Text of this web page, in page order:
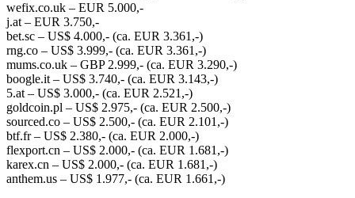
wefix.co.uk – EUR 5.000,-
j.at – EUR 3.750,-
bet.sc – US$ 4.000,- (ca. EUR 3.361,-)
rng.co – US$ 3.999,- (ca. EUR 3.361,-)
mums.co.uk – GBP 2.999,- (ca. EUR 3.290,-)
boogle.it – US$ 3.740,- (ca. EUR 3.143,-)
5.at – US$ 3.000,- (ca. EUR 2.521,-)
goldcoin.pl – US$ 2.975,- (ca. EUR 2.500,-)
sourced.co – US$ 2.500,- (ca. EUR 2.101,-)
btf.fr – US$ 2.380,- (ca. EUR 2.000,-)
flexport.cn – US$ 2.000,- (ca. EUR 1.681,-)
karex.cn – US$ 2.000,- (ca. EUR 1.681,-)
anthem.us – US$ 1.977,- (ca. EUR 1.661,-)